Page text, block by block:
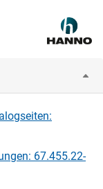
67.455.22-